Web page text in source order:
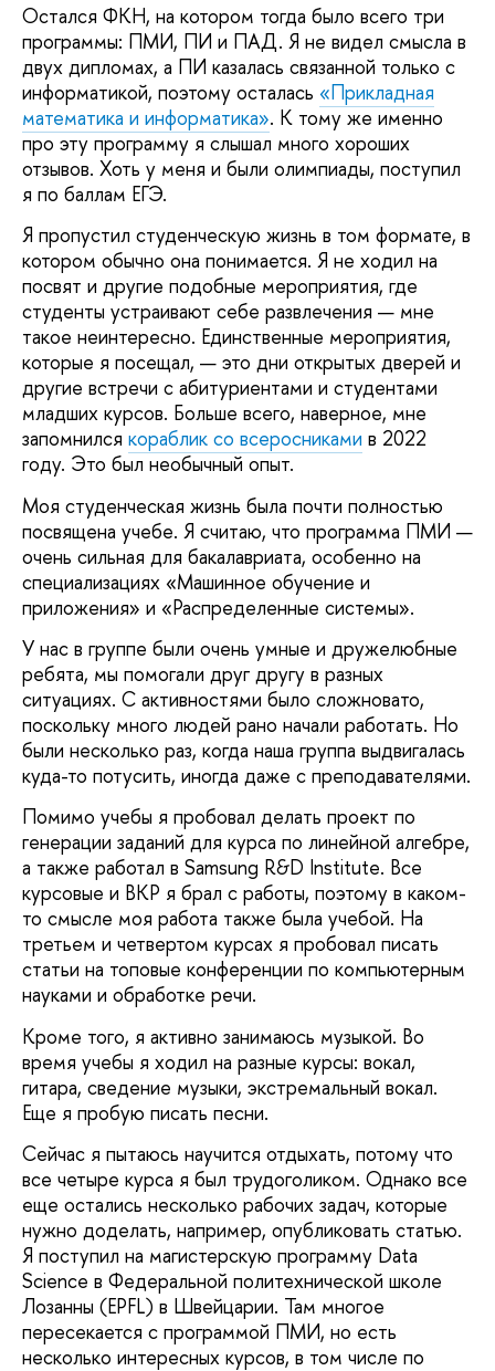
Остался ФКН, на котором тогда было всего три
программы: ПМИ, ПИ и ПАД. Я не видел смысла в
двух дипломах, а ПИ казалась связанной только с
информатикой, поэтому осталась «Прикладная
математика и информатика». К тому же именно
про эту программу я слышал много хороших
отзывов. Хоть у меня и были олимпиады, поступил
я по баллам ЕГЭ.
Я пропустил студенческую жизнь в том формате, в
котором обычно она понимается. Я не ходил на
посвят и другие подобные мероприятия, где
студенты устраивают себе развлечения — мне
такое неинтересно. Единственные мероприятия,
которые я посещал, — это дни открытых дверей и
другие встречи с абитуриентами и студентами
младших курсов. Больше всего, наверное, мне
запомнился кораблик со всеросниками в 2022
году. Это был необычный опыт.
Моя студенческая жизнь была почти полностью
посвящена учебе. Я считаю, что программа ПМИ —
очень сильная для бакалавриата, особенно на
специализациях «Машинное обучение и
приложения» и «Распределенные системы».
У нас в группе были очень умные и дружелюбные
ребята, мы помогали друг другу в разных
ситуациях. С активностями было сложновато,
поскольку много людей рано начали работать. Но
были несколько раз, когда наша группа выдвигалась
куда-то потусить, иногда даже с преподавателями.
Помимо учебы я пробовал делать проект по
генерации заданий для курса по линейной алгебре,
а также работал в Samsung R&D Institute. Все
курсовые и ВКР я брал с работы, поэтому в каком-
то смысле моя работа также была учебой. На
третьем и четвертом курсах я пробовал писать
статьи на топовые конференции по компьютерным
науками и обработке речи.
Кроме того, я активно занимаюсь музыкой. Во
время учебы я ходил на разные курсы: вокал,
гитара, сведение музыки, экстремальный вокал.
Еще я пробую писать песни.
Сейчас я пытаюсь научится отдыхать, потому что
все четыре курса я был трудоголиком. Однако все
еще остались несколько рабочих задач, которые
нужно доделать, например, опубликовать статью.
Я поступил на магистерскую программу Data
Science в Федеральной политехнической школе
Лозанны (EPFL) в Швейцарии. Там многое
пересекается с программой ПМИ, но есть
несколько интересных курсов, в том числе по